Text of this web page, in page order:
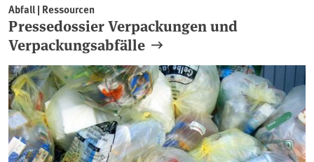
Abfall | Ressourcen
Pressedossier Verpackungen und
Verpackungsabfälle